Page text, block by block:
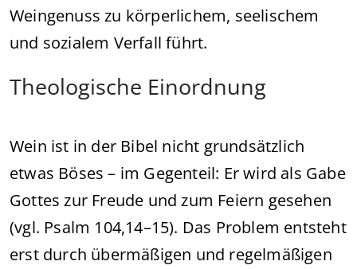
Weingenuss zu körperlichem, seelischem
und sozialem Verfall führt.
Theologische Einordnung
Wein ist in der Bibel nicht grundsätzlich
etwas Böses – im Gegenteil: Er wird als Gabe
Gottes zur Freude und zum Feiern gesehen
(vgl. Psalm 104,14–15). Das Problem entsteht
erst durch übermäßigen und regelmäßigen